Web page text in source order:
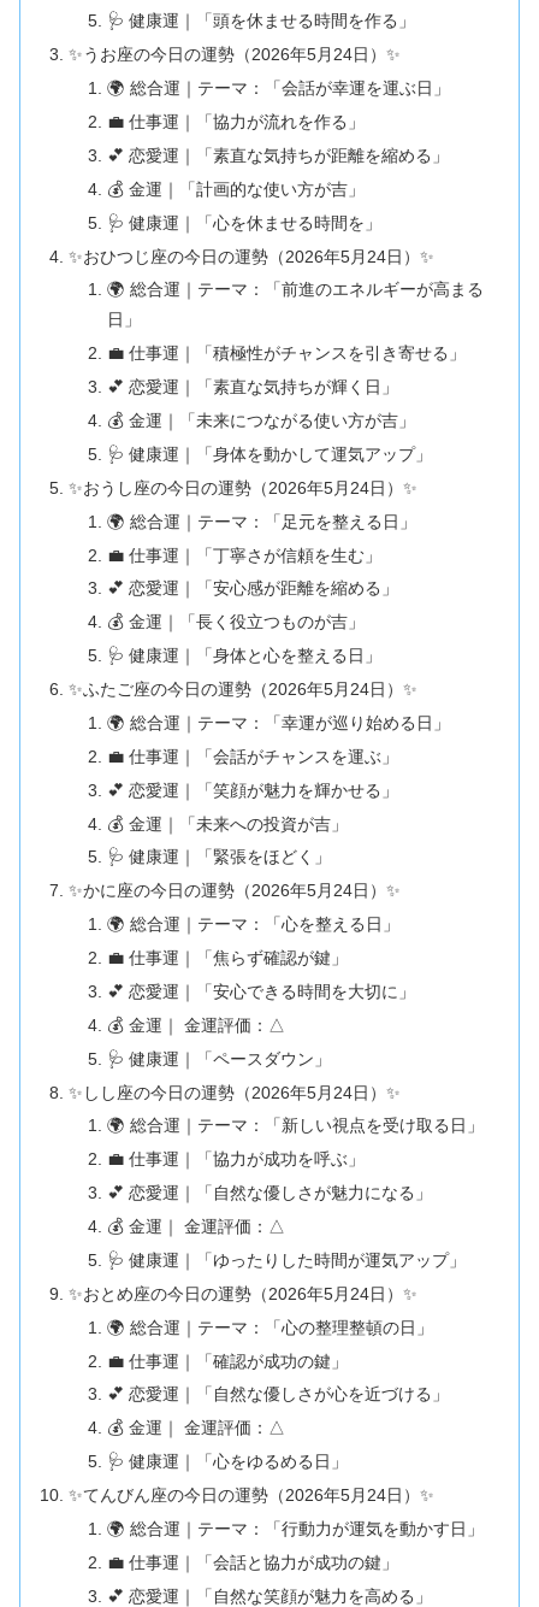
🩺 健康運｜「頭を休ませる時間を作る」
✨うお座の今日の運勢（2026年5月24日）✨
🌍 総合運｜テーマ：「会話が幸運を運ぶ日」
💼 仕事運｜「協力が流れを作る」
💕 恋愛運｜「素直な気持ちが距離を縮める」
💰 金運｜「計画的な使い方が吉」
🩺 健康運｜「心を休ませる時間を」
✨おひつじ座の今日の運勢（2026年5月24日）✨
🌍 総合運｜テーマ：「前進のエネルギーが高まる
日」
💼 仕事運｜「積極性がチャンスを引き寄せる」
💕 恋愛運｜「素直な気持ちが輝く日」
💰 金運｜「未来につながる使い方が吉」
🩺 健康運｜「身体を動かして運気アップ」
✨おうし座の今日の運勢（2026年5月24日）✨
🌍 総合運｜テーマ：「足元を整える日」
💼 仕事運｜「丁寧さが信頼を生む」
💕 恋愛運｜「安心感が距離を縮める」
💰 金運｜「長く役立つものが吉」
🩺 健康運｜「身体と心を整える日」
✨ふたご座の今日の運勢（2026年5月24日）✨
🌍 総合運｜テーマ：「幸運が巡り始める日」
💼 仕事運｜「会話がチャンスを運ぶ」
💕 恋愛運｜「笑顔が魅力を輝かせる」
💰 金運｜「未来への投資が吉」
🩺 健康運｜「緊張をほどく」
✨かに座の今日の運勢（2026年5月24日）✨
🌍 総合運｜テーマ：「心を整える日」
💼 仕事運｜「焦らず確認が鍵」
💕 恋愛運｜「安心できる時間を大切に」
💰 金運｜ 金運評価：△
🩺 健康運｜「ペースダウン」
✨しし座の今日の運勢（2026年5月24日）✨
🌍 総合運｜テーマ：「新しい視点を受け取る日」
💼 仕事運｜「協力が成功を呼ぶ」
💕 恋愛運｜「自然な優しさが魅力になる」
💰 金運｜ 金運評価：△
🩺 健康運｜「ゆったりした時間が運気アップ」
✨おとめ座の今日の運勢（2026年5月24日）✨
🌍 総合運｜テーマ：「心の整理整頓の日」
💼 仕事運｜「確認が成功の鍵」
💕 恋愛運｜「自然な優しさが心を近づける」
💰 金運｜ 金運評価：△
🩺 健康運｜「心をゆるめる日」
✨てんびん座の今日の運勢（2026年5月24日）✨
🌍 総合運｜テーマ：「行動力が運気を動かす日」
💼 仕事運｜「会話と協力が成功の鍵」
💕 恋愛運｜「自然な笑顔が魅力を高める」